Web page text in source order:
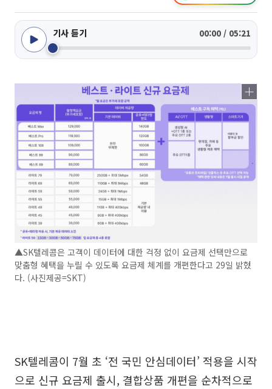
기사 듣기 00:00 / 05:21
▲SK텔레콤은 고객이 데이터에 대한 걱정 없이 요금제 선택만으로
맞춤형 혜택을 누릴 수 있도록 요금제 체계를 개편한다고 29일 밝혔
다. (사진제공=SKT)
SK텔레콤이 7월 초 ‘전 국민 안심데이터’ 적용을 시작
으로 신규 요금제 출시, 결합상품 개편을 순차적으로